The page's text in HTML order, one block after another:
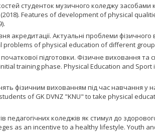
студенток музичного коледжу
Features of development of physical
акредитації. Актуальні проблеми
problems of physical education of different
підготовки. Фізичне виховання та
training phase. Physical Education and
фізичним вихованням під час навчання у
students of GK DVNZ "KNU" to take physical
педагогічних коледжів як стимул до
as an incentive to a healthy lifestyle. Youth